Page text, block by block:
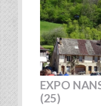
EXPO
(25)